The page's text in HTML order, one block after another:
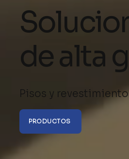
de alta
Pisos y
PRODUCTOS